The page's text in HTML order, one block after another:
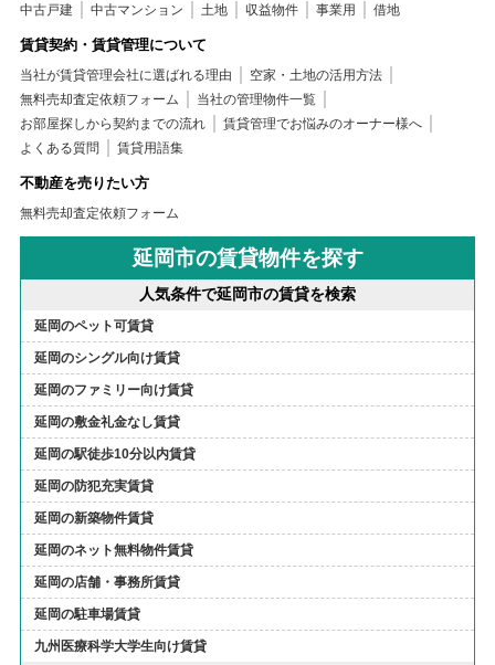
中古戸建 中古マンション 土地 収益物件 事業用 借地
賃貸契約・賃貸管理について
当社が賃貸管理会社に選ばれる理由
空家・土地の活用方法
無料売却査定依頼フォーム
当社の管理物件一覧
お部屋探しから契約までの流れ
賃貸管理でお悩みのオーナー様へ
よくある質問
賃貸用語集
不動産を売りたい方
無料売却査定依頼フォーム
延岡市の賃貸物件を探す
人気条件で延岡市の賃貸を検索
延岡のペット可賃貸
延岡のシングル向け賃貸
延岡のファミリー向け賃貸
延岡の敷金礼金なし賃貸
延岡の駅徒歩10分以内賃貸
延岡の防犯充実賃貸
延岡の新築物件賃貸
延岡のネット無料物件賃貸
延岡の店舗・事務所賃貸
延岡の駐車場賃貸
九州医療科学大学生向け賃貸